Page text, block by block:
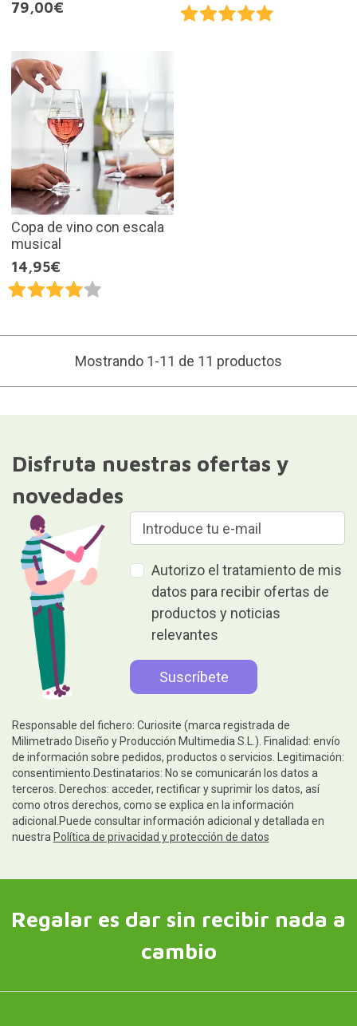
79,00€
Copa de vino con escala
musical
14,95€
Mostrando 1-11 de 11 productos
Disfruta nuestras ofertas y
novedades
Autorizo el tratamiento de mis
datos para recibir ofertas de
productos y noticias
relevantes
Responsable del fichero: Curiosite (marca registrada de
Milimetrado Diseño y Producción Multimedia S.L.). Finalidad: envío
de información sobre pedidos, productos o servicios. Legitimación:
consentimiento.Destinatarios: No se comunicarán los datos a
terceros. Derechos: acceder, rectificar y suprimir los datos, así
como otros derechos, como se explica en la información
adicional.Puede consultar información adicional y detallada en
nuestra Política de privacidad y protección de datos
Regalar es dar sin recibir nada a
cambio